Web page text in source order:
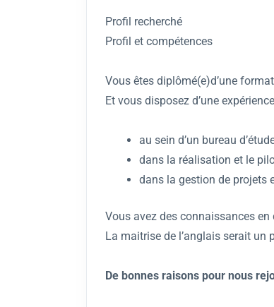
Profil recherché
Profil et compétences
Vous êtes diplômé(e)d’une
Et vous disposez d’une
au sein d’un bureau
dans la réalisation et le
dans la gestion de projets
Vous avez des connaissances
La maitrise de l’anglais serait un
De bonnes raisons pour nous